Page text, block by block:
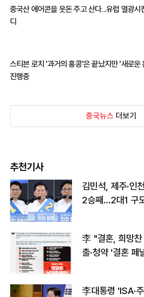
중국산 에어콘을 웃돈 주고 산다...유럽 열광시
디
스티븐 로치 '과거의 홍콩'은 끝났지만 '새로운
진행중
중국뉴스 더보기
추천기사
김민석, 제주·인
2승째…2대1 구
李 "결혼, 희망
출·청약 '결혼 페
李대통령 'ISA·